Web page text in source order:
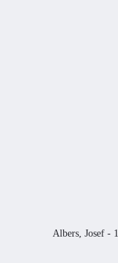
Albers, Josef -